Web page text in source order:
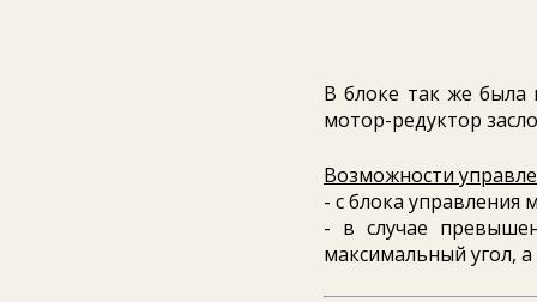
В блоке так же была
мотор-редуктор
Возможности
- с блока управления
- в случае
максимальный угол,